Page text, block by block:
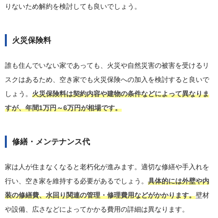
りないため解約を検討しても良いでしょう。
火災保険料
誰も住んでいない家であっても、火災や自然災害の被害を受けるリ
スクはあるため、空き家でも火災保険への加入を検討すると良いで
しょう。 火災保険料は契約内容や建物の条件などによって異なりま
すが、年間1万円～6万円が相場です。
修繕・メンテナンス代
家は人が住まなくなると老朽化が進みます。適切な修繕や手入れを
行い、空き家を維持する必要があるでしょう。 具体的には外壁や内
装の修繕費、水回り関連の管理・修理費用などがかかります。壁材
や設備、広さなどによってかかる費用の詳細は異なります。